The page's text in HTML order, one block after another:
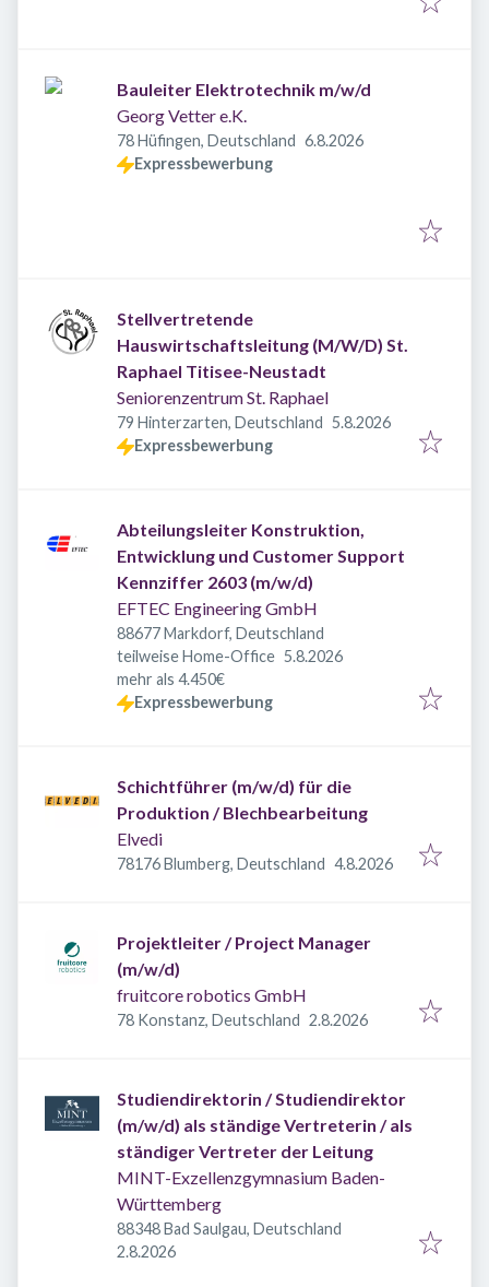
Bauleiter Elektrotechnik m/w/d
Georg Vetter e.K.
78 Hüfingen, Deutschland Veröffentlicht
6.8.2026
Expressbewerbung
Stellvertretende
Hauswirtschaftsleitung (M/W/D) St.
Raphael Titisee-Neustadt
Seniorenzentrum St. Raphael
79 Hinterzarten, Deutschland Veröffentlicht
5.8.2026
Expressbewerbung
Abteilungsleiter Konstruktion,
Entwicklung und Customer Support
Kennziffer 2603 (m/w/d)
EFTEC Engineering GmbH
88677 Markdorf, Deutschland
teilweise Home-Office Veröffentlicht
5.8.2026
mehr als 4.450€
Expressbewerbung
Schichtführer (m/w/d) für die
Produktion / Blechbearbeitung
Elvedi
78176 Blumberg, Deutschland Veröffentlicht:
4.8.2026
Projektleiter / Project Manager
(m/w/d)
fruitcore robotics GmbH
78 Konstanz, Deutschland Veröffentlicht
2.8.2026
Studiendirektorin / Studiendirektor
(m/w/d) als ständige Vertreterin / als
ständiger Vertreter der Leitung
MINT-Exzellenzgymnasium Baden-
Württemberg
88348 Bad Saulgau, Deutschland
Veröffentlicht
2.8.2026